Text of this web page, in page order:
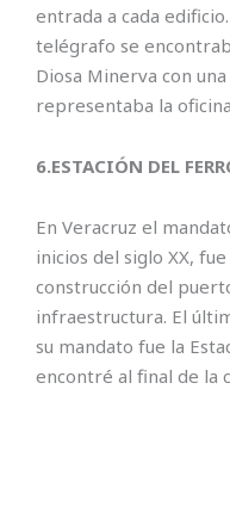
entrada a cada
telégrafo se
Diosa Minerva con
representaba la
6.ESTACIÓN DEL
En Veracruz el
inicios del siglo XX,
construcción del
infraestructura. El
su mandato fue la
encontré al final de la